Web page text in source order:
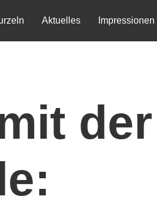
Aktuelles Impressionen